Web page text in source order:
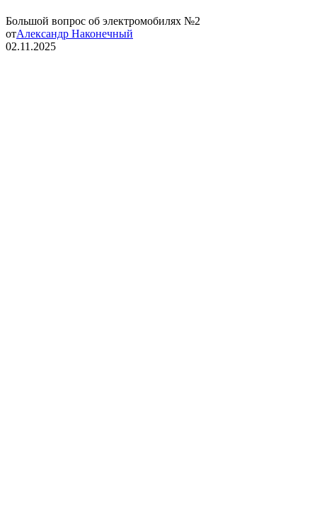
Большой вопрос об электромобилях №2
отАлександр Наконечный
02.11.2025